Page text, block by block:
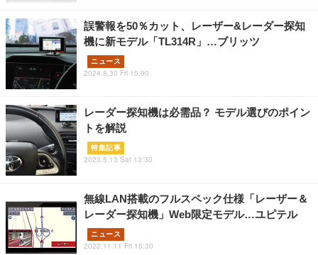
誤警報を50％カット、レーザー&レーダー探知
機に新モデル「TL314R」…ブリッツ
ニュース
2024.8.30 Fri 15:00
レーダー探知機は必需品？ モデル選びのポイン
トを解説
特集記事
2023.5.13 Sat 13:30
無線LAN搭載のフルスペック仕様「レーザー＆
レーダー探知機」Web限定モデル…ユピテル
ニュース
2022.11.11 Fri 15:30